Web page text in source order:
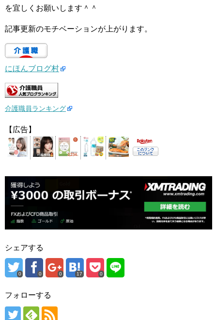
を宜しくお願いします＾＾
記事更新のモチベーションが上がります。
にほんブログ村
介護職員ランキング
【広告】
シェアする
0 0 0 17 0
フォローする